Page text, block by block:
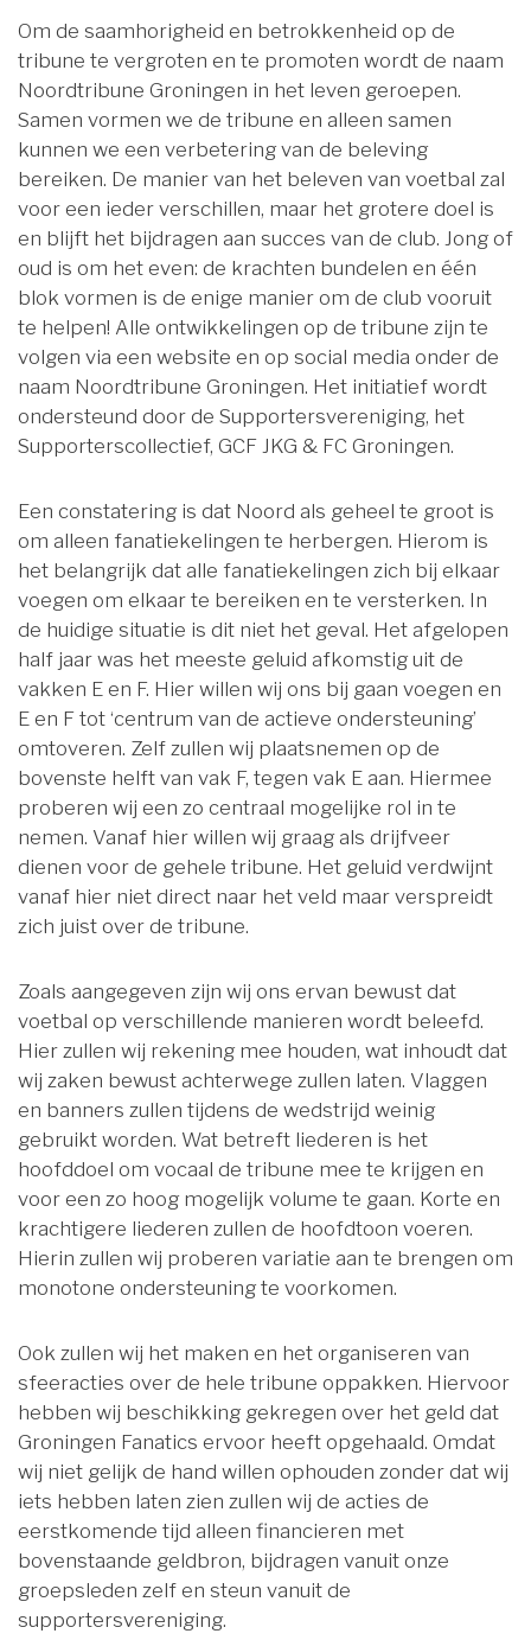
Om de saamhorigheid en betrokkenheid op de
tribune te vergroten en te promoten wordt de naam
Noordtribune Groningen in het leven geroepen.
Samen vormen we de tribune en alleen samen
kunnen we een verbetering van de beleving
bereiken. De manier van het beleven van voetbal zal
voor een ieder verschillen, maar het grotere doel is
en blijft het bijdragen aan succes van de club. Jong of
oud is om het even: de krachten bundelen en één
blok vormen is de enige manier om de club vooruit
te helpen! Alle ontwikkelingen op de tribune zijn te
volgen via een website en op social media onder de
naam Noordtribune Groningen. Het initiatief wordt
ondersteund door de Supportersvereniging, het
Supporterscollectief, GCF JKG & FC Groningen.
Een constatering is dat Noord als geheel te groot is
om alleen fanatiekelingen te herbergen. Hierom is
het belangrijk dat alle fanatiekelingen zich bij elkaar
voegen om elkaar te bereiken en te versterken. In
de huidige situatie is dit niet het geval. Het afgelopen
half jaar was het meeste geluid afkomstig uit de
vakken E en F. Hier willen wij ons bij gaan voegen en
E en F tot ‘centrum van de actieve ondersteuning’
omtoveren. Zelf zullen wij plaatsnemen op de
bovenste helft van vak F, tegen vak E aan. Hiermee
proberen wij een zo centraal mogelijke rol in te
nemen. Vanaf hier willen wij graag als drijfveer
dienen voor de gehele tribune. Het geluid verdwijnt
vanaf hier niet direct naar het veld maar verspreidt
zich juist over de tribune.
Zoals aangegeven zijn wij ons ervan bewust dat
voetbal op verschillende manieren wordt beleefd.
Hier zullen wij rekening mee houden, wat inhoudt dat
wij zaken bewust achterwege zullen laten. Vlaggen
en banners zullen tijdens de wedstrijd weinig
gebruikt worden. Wat betreft liederen is het
hoofddoel om vocaal de tribune mee te krijgen en
voor een zo hoog mogelijk volume te gaan. Korte en
krachtigere liederen zullen de hoofdtoon voeren.
Hierin zullen wij proberen variatie aan te brengen om
monotone ondersteuning te voorkomen.
Ook zullen wij het maken en het organiseren van
sfeeracties over de hele tribune oppakken. Hiervoor
hebben wij beschikking gekregen over het geld dat
Groningen Fanatics ervoor heeft opgehaald. Omdat
wij niet gelijk de hand willen ophouden zonder dat wij
iets hebben laten zien zullen wij de acties de
eerstkomende tijd alleen financieren met
bovenstaande geldbron, bijdragen vanuit onze
groepsleden zelf en steun vanuit de
supportersvereniging.